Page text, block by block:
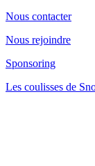
Nous contacter
Nous rejoindre
Sponsoring
Les coulisses de